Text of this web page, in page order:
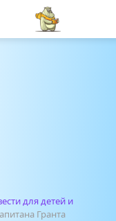
для детей и
Гранта